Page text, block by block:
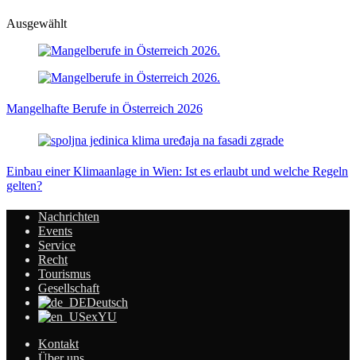
Ausgewählt
Mangelhafte Berufe in Österreich 2026
Einbau einer Klimaanlage in Wien: Ist es erlaubt und welche Regeln
gelten?
Nachrichten
Events
Service
Recht
Tourismus
Gesellschaft
Deutsch
exYU
Kontakt